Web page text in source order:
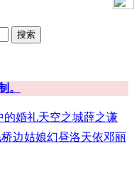
搜索
。
的婚礼天空之城薛之谦
桥边姑娘幻昼洛天依邓丽